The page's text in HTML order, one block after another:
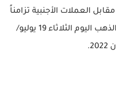
العملات الأجنبية تزامناً
مع إرتفاع جديد في سعر الذهب اليوم الثلاثاء 19 يوليو/